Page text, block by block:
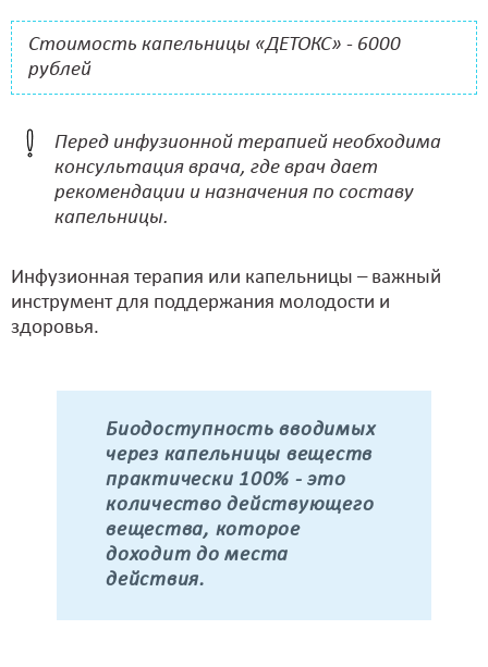
Стоимость капельницы «ДЕТОКС» - 6000
рублей
Перед инфузионной терапией необходима
консультация врача, где врач дает
рекомендации и назначения по составу
капельницы.
Инфузионная терапия или капельницы – важный
инструмент для поддержания молодости и
здоровья.
Биодоступность вводимых
через капельницы веществ
практически 100% - это
количество действующего
вещества, которое
доходит до места
действия.